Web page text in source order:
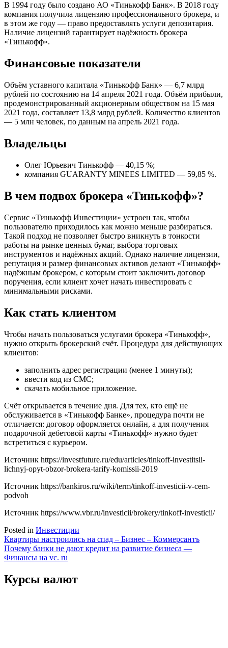
В 1994 году было создано АО «Тинькофф Банк». В 2018 году
компания получила лицензию профессионального брокера, и
в этом же году — право предоставлять услуги депозитария.
Наличие лицензий гарантирует надёжность брокера
«Тинькофф».
Финансовые показатели
Объём уставного капитала «Тинькофф Банк» — 6,7 млрд
рублей по состоянию на 14 апреля 2021 года. Объём прибыли,
продемонстрированный акционерным обществом на 15 мая
2021 года, составляет 13,8 млрд рублей. Количество клиентов
— 5 млн человек, по данным на апрель 2021 года.
Владельцы
Олег Юрьевич Тинькофф — 40,15 %;
компания GUARANTY MINEES LIMITED — 59,85 %.
В чем подвох брокера «Тинькофф»?
Сервис «Тинькофф Инвестиции» устроен так, чтобы
пользователю приходилось как можно меньше разбираться.
Такой подход не позволяет быстро вникнуть в тонкости
работы на рынке ценных бумаг, выбора торговых
инструментов и надёжных акций. Однако наличие лицензии,
репутация и размер финансовых активов делают «Тинькофф»
надёжным брокером, с которым стоит заключить договор
поручения, если клиент хочет начать инвестировать с
минимальными рисками.
Как стать клиентом
Чтобы начать пользоваться услугами брокера «Тинькофф»,
нужно открыть брокерский счёт. Процедура для действующих
клиентов:
заполнить адрес регистрации (менее 1 минуты);
ввести код из СМС;
скачать мобильное приложение.
Счёт открывается в течение дня. Для тех, кто ещё не
обслуживается в «Тинькофф Банке», процедура почти не
отличается: договор оформляется онлайн, а для получения
подарочной дебетовой карты «Тинькофф» нужно будет
встретиться с курьером.
Источник https://investfuture.ru/edu/articles/tinkoff-investitsii-
lichnyj-opyt-obzor-brokera-tarify-komissii-2019
Источник https://bankiros.ru/wiki/term/tinkoff-investicii-v-cem-
podvoh
Источник https://www.vbr.ru/investicii/brokery/tinkoff-investicii/
Posted in Инвестиции
Навигация
по
Квартиры настроились на спад – Бизнес – Коммерсантъ
Почему банки не дают кредит на развитие бизнеса —
Финансы на vc. ru
Курсы валют